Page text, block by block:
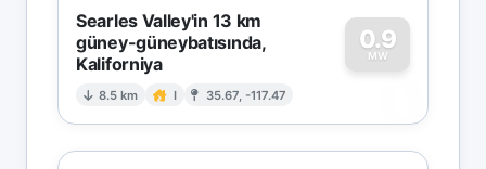
Searles Valley'in 13 km
güney-güneybatısında,
Kaliforniya
8.5 km I 35.67, -117.47
0.9
MW
0